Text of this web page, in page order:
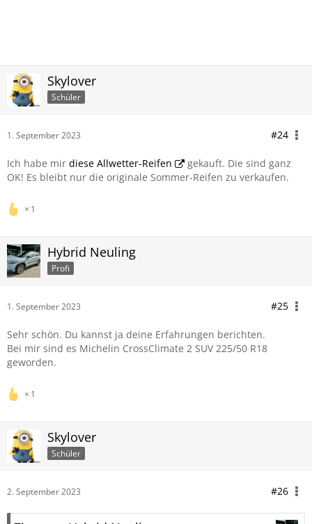
Skylover
Schüler
1. September 2023 #24
Ich habe mir diese Allwetter-Reifen
gekauft. Die sind ganz
OK! Es bleibt nur die originale Sommer-Reifen zu verkaufen.
1
Hybrid Neuling
Profi
1. September 2023 #25
Sehr schön. Du kannst ja deine Erfahrungen berichten.
Bei mir sind es Michelin CrossClimate 2 SUV 225/50 R18
geworden.
1
Skylover
Schüler
2. September 2023 #26